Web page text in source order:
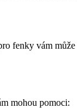
fenky vám
mohou pomoci: